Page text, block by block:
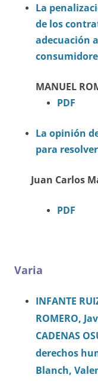
La
de los
adecuación
MANUEL
PDF
La opinión
para
Juan Carlos
PDF
Varia
INFANTE
ROMERO,
CADENAS
derechos
Blanch,